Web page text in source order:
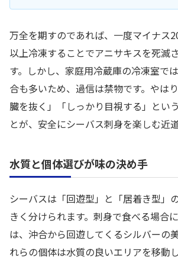
万全を期すのであれば、一度マイナス
以上冷凍することでアニサキスを死滅
す。しかし、家庭用冷蔵庫の冷凍室で
合も多いため、過信は禁物です。やは
臓を抜く」「しっかり目視する」とい
とが、安全にシーバス刺身を楽しむ近
水質と個体選びが味の決め手
シーバスは「回遊型」と「居着き型」
きく分けられます。刺身で食べる場合
は、沖合から回遊してくるシルバーの
れらの個体は水質の良いエリアを移動